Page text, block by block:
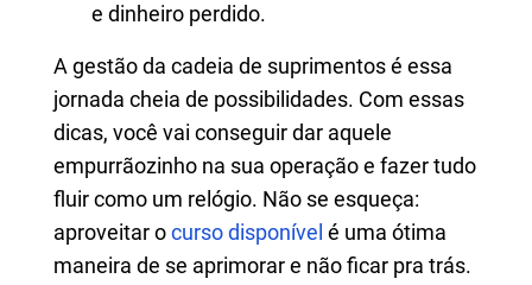
e dinheiro perdido.
A gestão da cadeia de suprimentos é essa
jornada cheia de possibilidades. Com essas
dicas, você vai conseguir dar aquele
empurrãozinho na sua operação e fazer tudo
fluir como um relógio. Não se esqueça:
aproveitar ocurso disponível é uma ótima
maneira de se aprimorar e não ficar pra trás.